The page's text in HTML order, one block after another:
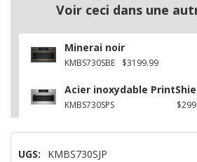
Voir ceci dans une
Minerai noir
KMBS730SBE $3199.99
Acier inoxydable
KMBS730SPS
UGS: KMBS730SJP